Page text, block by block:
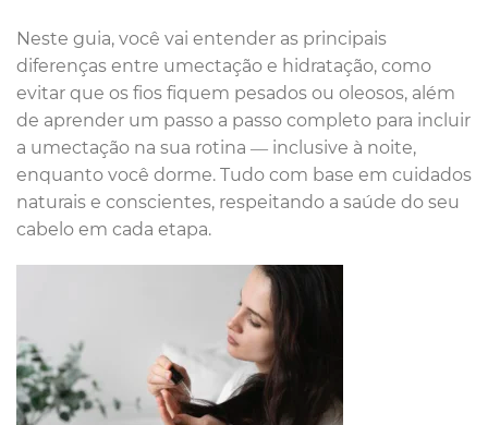
Neste guia, você vai entender as principais
diferenças entre umectação e hidratação, como
evitar que os fios fiquem pesados ou oleosos, além
de aprender um passo a passo completo para incluir
a umectação na sua rotina — inclusive à noite,
enquanto você dorme. Tudo com base em cuidados
naturais e conscientes, respeitando a saúde do seu
cabelo em cada etapa.